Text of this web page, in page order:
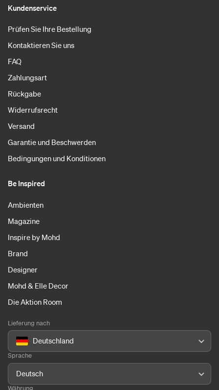
Kundenservice
Prüfen Sie Ihre Bestellung
Kontaktieren Sie uns
FAQ
Zahlungsart
Rückgabe
Widerrufsrecht
Versand
Garantie und Beschwerden
Bedingungen und Konditionen
Be Inspired
Ambienten
Magazine
Inspire by Mohd
Brand
Designer
Mohd & Elle Decor
Die Aktion Room
Lieferung nach
Deutschland
Sprache
Deutsch